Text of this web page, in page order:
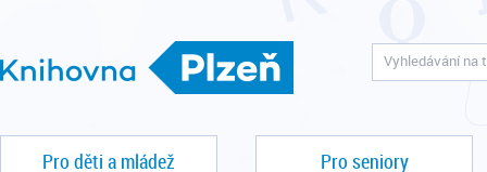
Pro děti a mládež Pro seniory